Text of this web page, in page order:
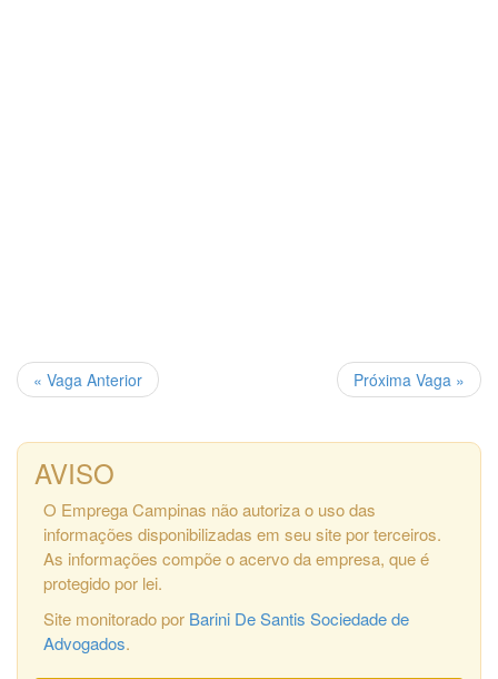
« Vaga Anterior Próxima Vaga »
AVISO
O Emprega Campinas não autoriza o uso das
informações disponibilizadas em seu site por terceiros.
As informações compõe o acervo da empresa, que é
protegido por lei.
Site monitorado por Barini De Santis Sociedade de
Advogados.